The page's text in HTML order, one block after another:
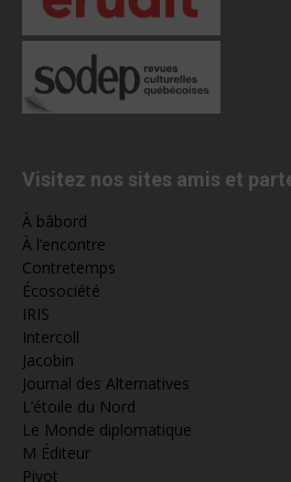
Visitez nos sites amis et
À bâbord
À l’encontre
Contretemps
Écosociété
IRIS
Intercoll
Jacobin
Journal des Alternatives
L’étoile du Nord
Le Monde diplomatique
M Éditeur
Pivot